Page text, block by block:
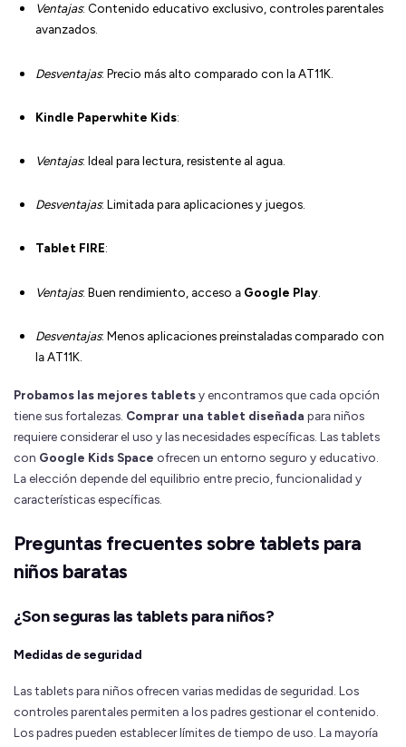
Ventajas: Contenido educativo exclusivo, controles parentales
avanzados.
Desventajas: Precio más alto comparado con la AT11K.
Kindle Paperwhite Kids:
Ventajas: Ideal para lectura, resistente al agua.
Desventajas: Limitada para aplicaciones y juegos.
Tablet FIRE:
Ventajas: Buen rendimiento, acceso a Google Play
Desventajas: Menos aplicaciones preinstaladas comparado con
la AT11K.
Probamos las mejores tabletsy encontramos que cada opción
tiene sus fortalezas. Comprar una tablet diseñada para niños
requiere considerar el uso y las necesidades específicas. Las tablets
con Google Kids Space ofrecen un entorno seguro y educativo.
La elección depende del equilibrio entre precio, funcionalidad y
características específicas.
Preguntas frecuentes sobre tablets para
niños baratas
¿Son seguras las tablets para niños?
Medidas de seguridad
Las tablets para niños ofrecen varias medidas de seguridad. Los
controles parentales permiten a los padres gestionar el contenido.
Los padres pueden establecer límites de tiempo de uso. La mayoría